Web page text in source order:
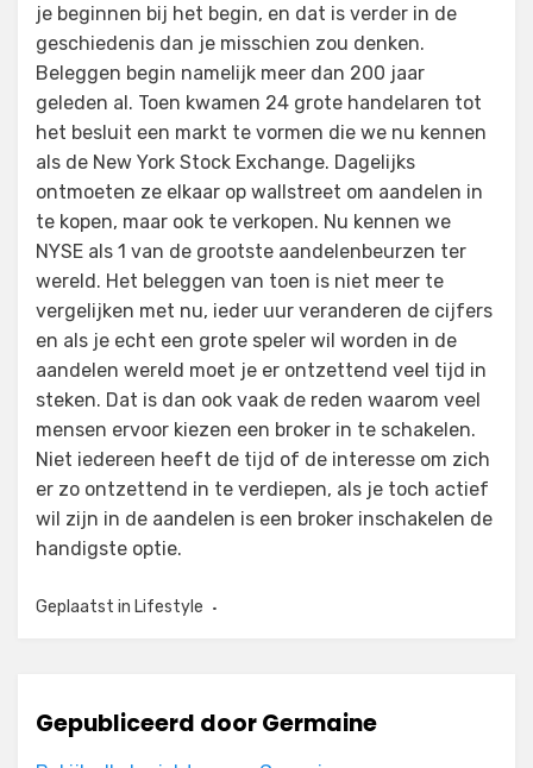
je beginnen bij het begin, en dat is verder in de
geschiedenis dan je misschien zou denken.
Beleggen begin namelijk meer dan 200 jaar
geleden al. Toen kwamen 24 grote handelaren tot
het besluit een markt te vormen die we nu kennen
als de New York Stock Exchange. Dagelijks
ontmoeten ze elkaar op wallstreet om aandelen in
te kopen, maar ook te verkopen. Nu kennen we
NYSE als 1 van de grootste aandelenbeurzen ter
wereld. Het beleggen van toen is niet meer te
vergelijken met nu, ieder uur veranderen de cijfers
en als je echt een grote speler wil worden in de
aandelen wereld moet je er ontzettend veel tijd in
steken. Dat is dan ook vaak de reden waarom veel
mensen ervoor kiezen een broker in te schakelen.
Niet iedereen heeft de tijd of de interesse om zich
er zo ontzettend in te verdiepen, als je toch actief
wil zijn in de aandelen is een broker inschakelen de
handigste optie.
Geplaatst in Lifestyle
Gepubliceerd doorGermaine